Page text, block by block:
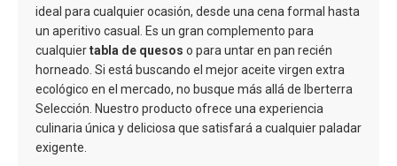
ideal para cualquier ocasión, desde una cena formal hasta
un aperitivo casual. Es un gran complemento para
cualquiertabla de quesos o para untar en pan recién
horneado. Si está buscando el mejor aceite virgen extra
ecológico en el mercado, no busque más allá de Iberterra
Selección. Nuestro producto ofrece una experiencia
culinaria única y deliciosa que satisfará a cualquier paladar
exigente.